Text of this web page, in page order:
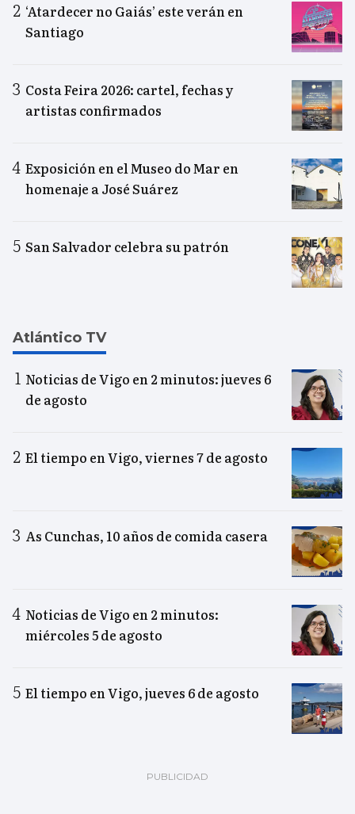
‘Atardecer no Gaiás’ este verán en
Santiago
Costa Feira 2026: cartel, fechas y
artistas confirmados
Exposición en el Museo do Mar en
homenaje a José Suárez
San Salvador celebra su patrón
Atlántico TV
Noticias de Vigo en 2 minutos: jueves 6
de agosto
El tiempo en Vigo, viernes 7 de agosto
As Cunchas, 10 años de comida casera
Noticias de Vigo en 2 minutos:
miércoles 5 de agosto
El tiempo en Vigo, jueves 6 de agosto